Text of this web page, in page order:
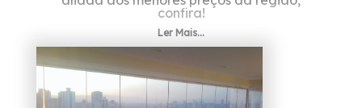
confira!
Está buscando Fechamento Sacadas Vidro
valores no Tremembé? Saiba que a Protavi
Vidros oferece a solução que você necessita
no ramo de engenharia de vidros, por
exemplo, portas de vidro, envidraçamento de
sacadas, box para banheiros, entre outros
Ler Mais...